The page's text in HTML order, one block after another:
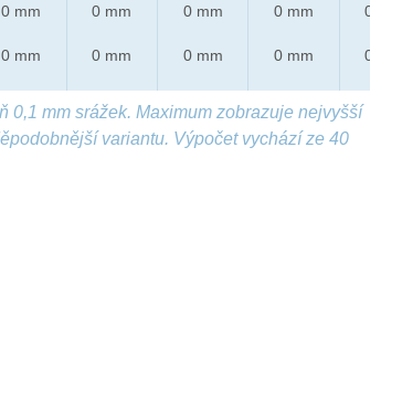
0 mm
0 mm
0 mm
0 mm
0 mm
0 mm
0 mm
0 mm
0 mm
0 mm
0,1 mm srážek. Maximum zobrazuje nejvyšší
variantu. Výpočet vychází ze 40